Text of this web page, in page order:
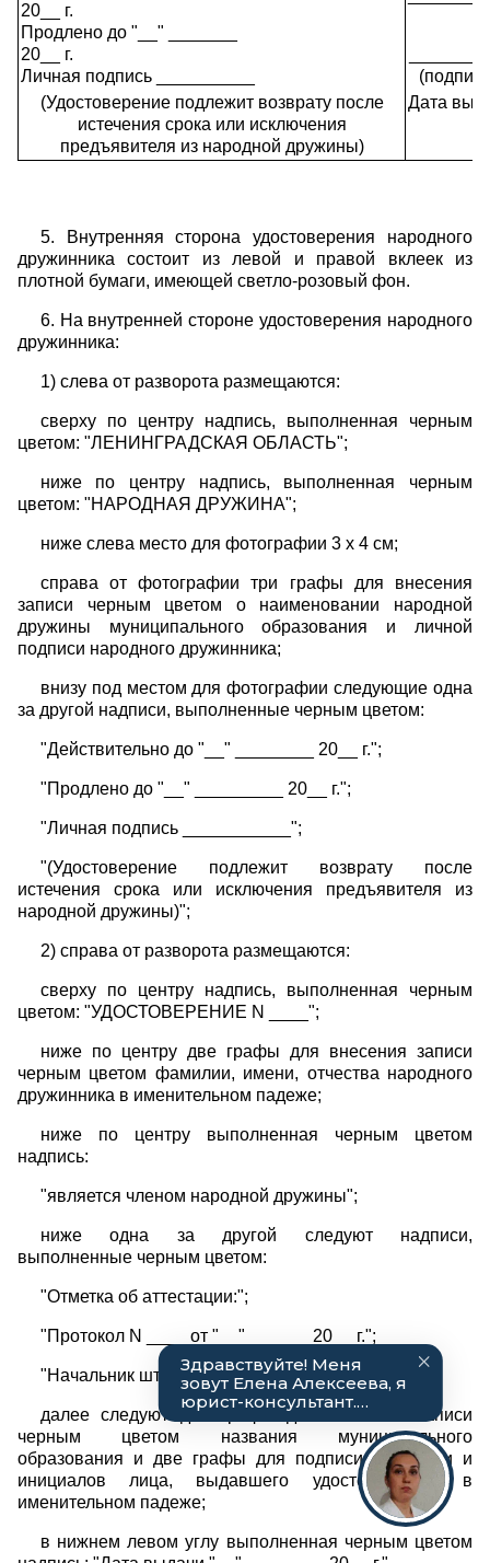
20__ г.
Продлено до "__" _______
20__ г.
Личная подпись __________
(Удостоверение подлежит возврату после
истечения срока или исключения
предъявителя из народной дружины)
Дата
5. Внутренняя сторона удостоверения народного
дружинника состоит из левой и правой вклеек из
плотной бумаги, имеющей светло-розовый фон.
6. На внутренней стороне удостоверения народного
дружинника:
1) слева от разворота размещаются:
сверху по центру надпись, выполненная черным
цветом: "ЛЕНИНГРАДСКАЯ ОБЛАСТЬ";
ниже по центру надпись, выполненная черным
цветом: "НАРОДНАЯ ДРУЖИНА";
ниже слева место для фотографии 3 x 4 см;
справа от фотографии три графы для внесения
записи черным цветом о наименовании народной
дружины муниципального образования и личной
подписи народного дружинника;
внизу под местом для фотографии следующие одна
за другой надписи, выполненные черным цветом:
"Действительно до "__" ________ 20__ г.";
"Продлено до "__" _________ 20__ г.";
"Личная подпись ___________";
"(Удостоверение подлежит возврату после
истечения срока или исключения предъявителя из
народной дружины)";
2) справа от разворота размещаются:
сверху по центру надпись, выполненная черным
цветом: "УДОСТОВЕРЕНИЕ N ____";
ниже по центру две графы для внесения записи
черным цветом фамилии, имени, отчества народного
дружинника в именительном падеже;
ниже по центру выполненная черным цветом
надпись:
"является членом народной дружины";
ниже одна за другой следуют надписи,
выполненные черным цветом:
"Отметка об аттестации:";
"Протокол N ____ от "__" ______ 20__ г.";
"Начальник штаба народных дружин";
далее следуют две графы для внесения записи
черным цветом названия муниципального
образования и две графы для подписи, фамилии и
инициалов лица, выдавшего удостоверение, в
именительном падеже;
в нижнем левом углу выполненная черным цветом